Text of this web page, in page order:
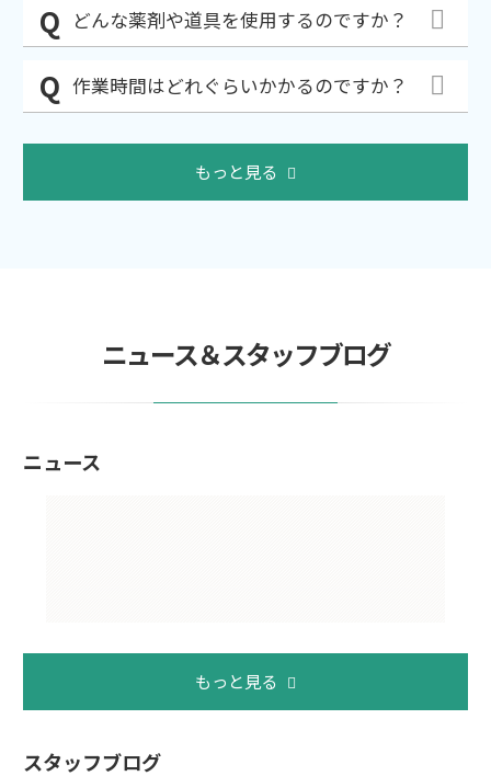
どんな薬剤や道具を使用するのですか？
作業時間はどれぐらいかかるのですか？
もっと見る
ニュース＆スタッフブログ
ニュース
もっと見る
スタッフブログ